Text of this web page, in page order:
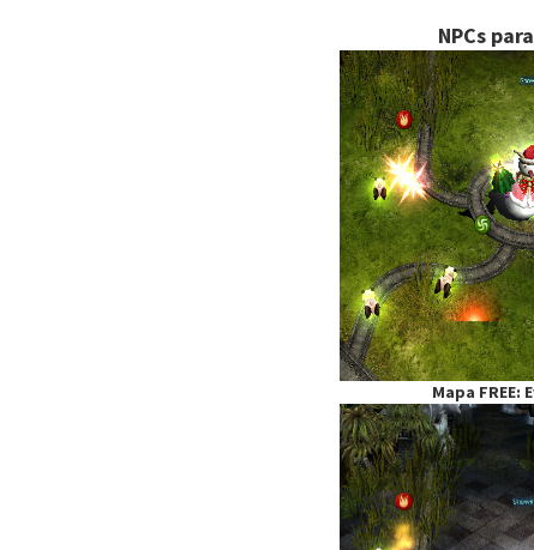
NPCs
Mapa FREE: